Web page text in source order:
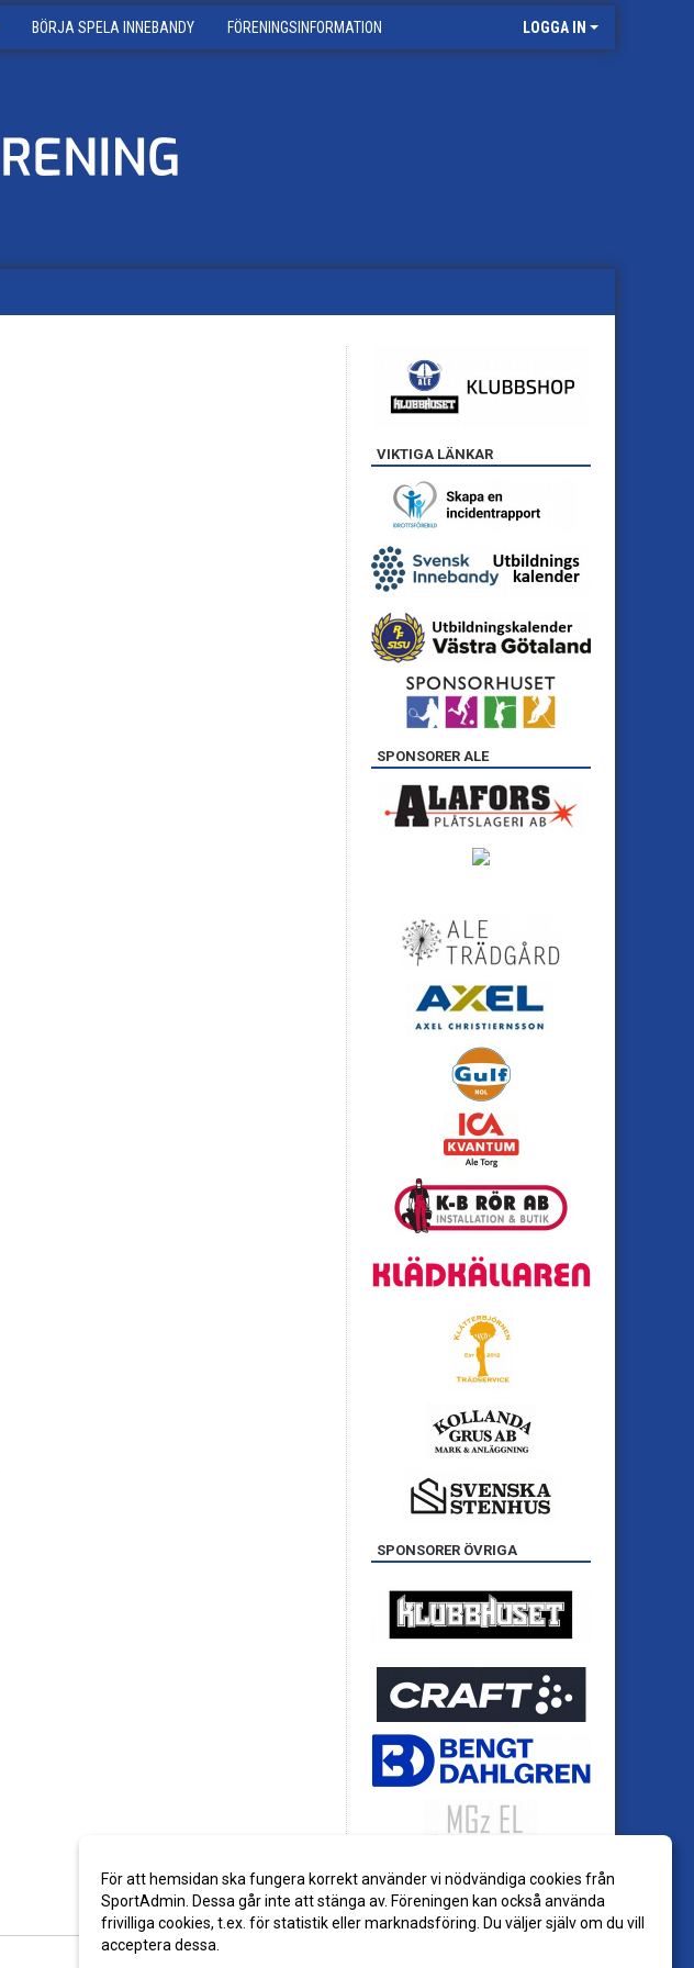
BÖRJA SPELA INNEBANDY FÖRENINGSINFORMATION LOGGA IN
VIKTIGA LÄNKAR
SPONSORER ALE
SPONSORER ÖVRIGA
För att hemsidan ska fungera korrekt använder vi nödvändiga cookies från
SportAdmin. Dessa går inte att stänga av. Föreningen kan också använda
frivilliga cookies, t.ex. för statistik eller marknadsföring. Du väljer själv om du vill
acceptera dessa.